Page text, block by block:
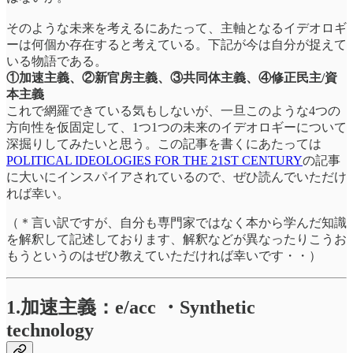
そのような未来を考えるにあたって、主軸となるイデオロギ
ーは何個か存在すると考えている。下記が今は自分が捉えて
いる物語である。
①加速主義、②新官房主義、③共同体主義、④修正民主/資
本主義
これで網羅できている気もしないが、一旦このような4つの
方向性を仮固定して、1つ1つの未来のイデオロギーについて
深掘りしてみたいと思う。この記事を書くにあたっては
POLITICAL IDEOLOGIES FOR THE 21ST CENTURYの記事
に大いにインスパイアされているので、ぜひ読んでいただけ
れば幸い。
（＊言い訳ですが、自分も専門家ではなく本から学んだ知識
を解釈して記述しております、解釈などが異なったりこうお
もうというのはぜひ教えていただければ幸いです・・）
1.加速主義：e/acc ・Synthetic
technology